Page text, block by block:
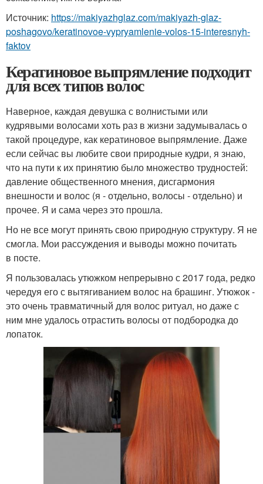
Источник: https://makiyazhglaz.com/makiyazh-glaz-
poshagovo/keratinovoe-vypryamlenie-volos-15-interesnyh-
faktov
Кератиновое выпрямление подходит
для всех типов волос
Наверное, каждая девушка с волнистыми или
кудрявыми волосами хоть раз в жизни задумывалась о
такой процедуре, как кератиновое выпрямление. Даже
если сейчас вы любите свои природные кудри, я знаю,
что на пути к их принятию было множество трудностей:
давление общественного мнения, дисгармония
внешности и волос (я - отдельно, волосы - отдельно) и
прочее. Я и сама через это прошла.
Но не все могут принять свою природную структуру. Я не
смогла. Мои рассуждения и выводы можно почитать
в посте.
Я пользовалась утюжком непрерывно с 2017 года, редко
чередуя его с вытягиванием волос на брашинг. Утюжок -
это очень травматичный для волос ритуал, но даже с
ним мне удалось отрастить волосы от подбородка до
лопаток.